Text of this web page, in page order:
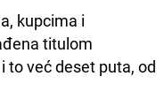
kupcima i
titulom
to već deset puta, od